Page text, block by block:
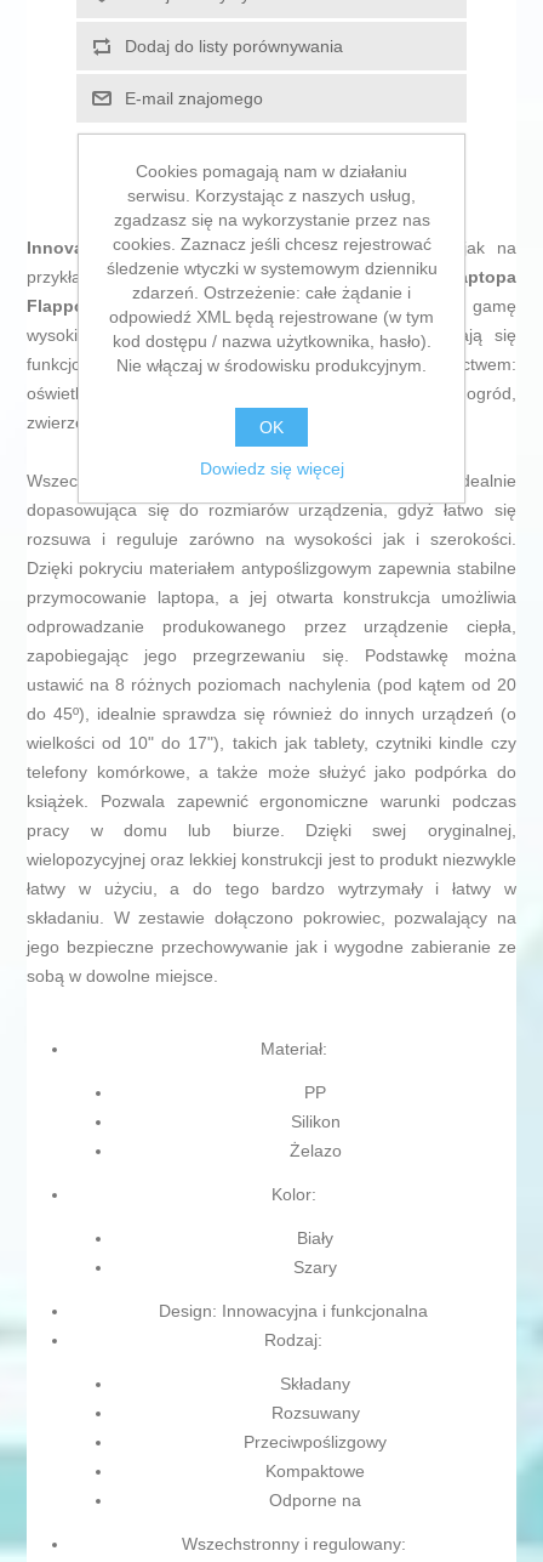
Dodaj do listy porównywania
E-mail znajomego
InnovaGoodsoferuje nowości dla Twojego domu, jak na
przykład
Składana i Regulowana Podstawka do Laptopa
Flappot InnovaGoods Home Living
! Odkryj szeroką gamę
wysokiej jakości produktów dla domu, które wyróżniają się
funkcjonalnością, wydajnością i innowacyjnym wzornictwem:
oświetlenie, przechowywanie, dekoracja, klimatyzacja, ogród,
zwierzęta domowe, sprzątanie itp.
Wszechstronna i składana podstawka pod laptopa, idealnie
dopasowująca się do rozmiarów urządzenia, gdyż łatwo się
rozsuwa i reguluje zarówno na wysokości jak i szerokości.
Dzięki pokryciu materiałem antypoślizgowym zapewnia stabilne
przymocowanie laptopa, a jej otwarta konstrukcja umożliwia
odprowadzanie produkowanego przez urządzenie ciepła,
zapobiegając jego przegrzewaniu się. Podstawkę można
ustawić na 8 różnych poziomach nachylenia (pod kątem od 20
do 45º), idealnie sprawdza się również do innych urządzeń (o
wielkości od 10" do 17"), takich jak tablety, czytniki kindle czy
telefony komórkowe, a także może służyć jako podpórka do
książek. Pozwala zapewnić ergonomiczne warunki podczas
pracy w domu lub biurze. Dzięki swej oryginalnej,
wielopozycyjnej oraz lekkiej konstrukcji jest to produkt niezwykle
łatwy w użyciu, a do tego bardzo wytrzymały i łatwy w
składaniu. W zestawie dołączono pokrowiec, pozwalający na
jego bezpieczne przechowywanie jak i wygodne zabieranie ze
sobą w dowolne miejsce.
Materiał:
PP
Silikon
Żelazo
Kolor:
Biały
Szary
Design: Innowacyjna i funkcjonalna
Rodzaj:
Składany
Rozsuwany
Przeciwpoślizgowy
Kompaktowe
Odporne na
Wszechstronny i regulowany:
Cookies pomagają nam w działaniu
serwisu. Korzystając z naszych usług,
zgadzasz się na wykorzystanie przez nas
cookies. Zaznacz jeśli chcesz rejestrować
śledzenie wtyczki w systemowym dzienniku
zdarzeń. Ostrzeżenie: całe żądanie i
odpowiedź XML będą rejestrowane (w tym
kod dostępu / nazwa użytkownika, hasło).
Nie włączaj w środowisku produkcyjnym.
OK
Dowiedz się więcej